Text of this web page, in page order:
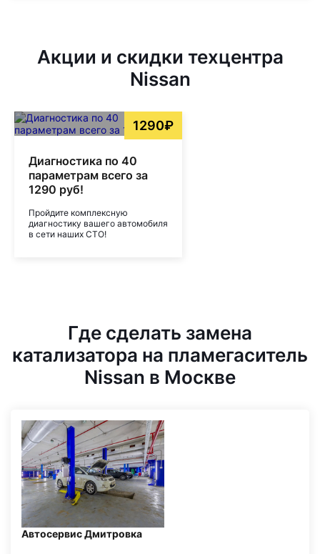
Акции и скидки техцентра
Nissan
1290₽
Диагностика по 40
параметрам всего за
1290 руб!
Пройдите комплексную
диагностику вашего автомобиля
в сети наших СТО!
Где сделать замена
катализатора на пламегаситель
Nissan в Москве
Автосервис Дмитровка